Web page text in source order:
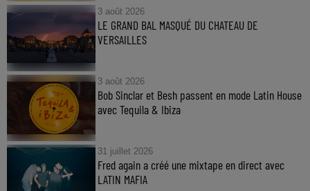
3 août 2026
LE GRAND BAL MASQUÉ DU CHATEAU DE
VERSAILLES
3 août 2026
Bob Sinclar et Besh passent en mode Latin House
avec Tequila & Ibiza
31 juillet 2026
Fred again a créé une mixtape en direct avec
LATIN MAFIA